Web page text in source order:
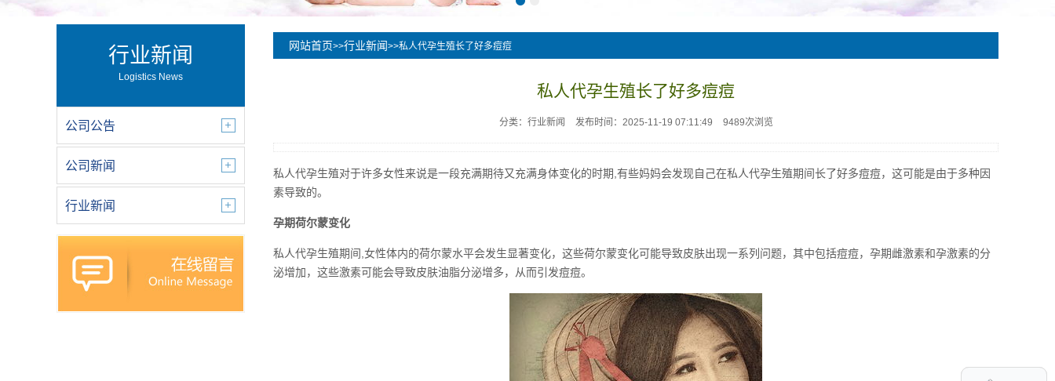
行业新闻
Logistics News
公司公告
公司新闻
行业新闻
网站首页>>行业新闻>>私人代孕生殖长了好多痘痘
私人代孕生殖长了好多痘痘
分类：行业新闻 发布时间：2025-11-19 07:11:49 9489次浏览
私人代孕生殖对于许多女性来说是一段充满期待又充满身体变化的时期,有些妈妈会发现自己在私人代孕生殖期间长了好多痘痘，这可能是由于多种因
素导致的。
孕期荷尔蒙变化
私人代孕生殖期间,女性体内的荷尔蒙水平会发生显著变化，这些荷尔蒙变化可能导致皮肤出现一系列问题，其中包括痘痘，孕期雌激素和孕激素的分
泌增加，这些激素可能会导致皮肤油脂分泌增多，从而引发痘痘。